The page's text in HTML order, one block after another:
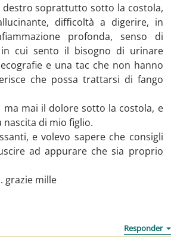
soprattutto sotto la costola,
difficoltà a digerire, in
profonda, senso di
cui sento il bisogno di urinare
e una tac che non hanno
che possa trattarsi di fango
mai il dolore sotto la costola, e
di mio figlio.
e volevo sapere che consigli
ad appurare che sia proprio
grazie mille